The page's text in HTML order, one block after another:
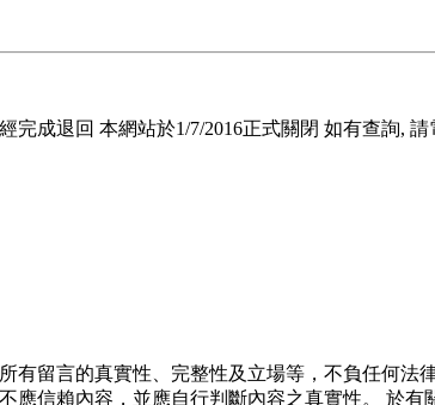
成退回 本網站於1/7/2016正式關閉 如有查詢, 請
有留言的真實性、完整性及立場等，不負任何法
應信賴內容，並應自行判斷內容之真實性。 於有